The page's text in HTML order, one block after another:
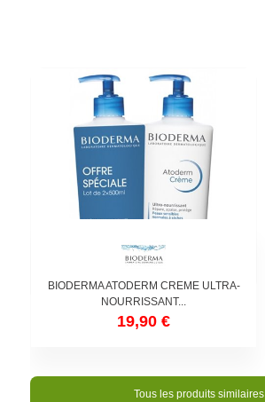
BIODERMA ATODERM CREME ULTRA-
NOURRISSANT...
19,90 €
Tous les produits similaires